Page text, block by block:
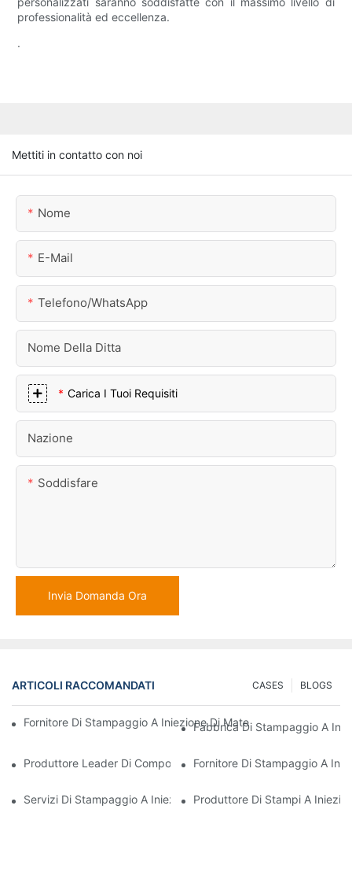
professionalità ed eccellenza.
.
Mettiti in contatto con noi
Nome
E-Mail
Telefono/WhatsApp
Nome Della Ditta
Carica I Tuoi Requisiti
Nazione
Soddisfare
Invia Domanda Ora
ARTICOLI RACCOMANDATI BLOGS
CASES
Fornitore Di Stampaggio A Iniezione Di Materie Plastiche Con
Fabbrica Di Stampaggio A
Produttore Leader Di Componenti In Plastica Per I Settori
Fornitore Di Stampaggio A
Servizi Di Stampaggio A Iniezione Di Materie Plastiche Per
Produttore Di Stampi A